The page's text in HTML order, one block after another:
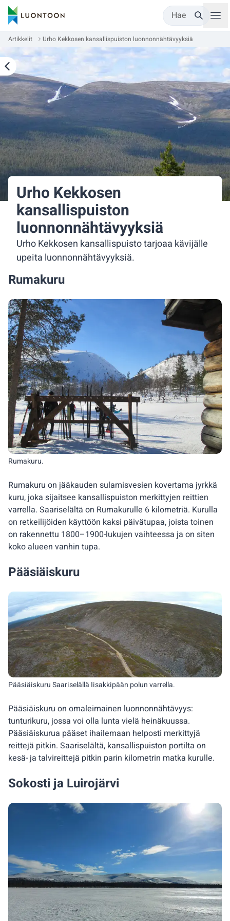
Hae
Artikkelit Urho Kekkosen kansallispuiston luonnonnähtävyyksiä
Urho Kekkosen
kansallispuiston
luonnonnähtävyyksiä
Urho Kekkosen kansallispuisto tarjoaa kävijälle
upeita luonnonnähtävyyksiä.
Rumakuru
Rumakuru on jääkauden sulamisvesien kovertama jyrkkä
kuru, joka sijaitsee kansallispuiston merkittyjen reittien
varrella. Saariselältä on Rumakurulle 6 kilometriä. Kurulla
on retkeilijöiden käyttöön kaksi päivätupaa, joista toinen
on rakennettu 1800–1900-lukujen vaihteessa ja on siten
koko alueen vanhin tupa.
Rumakuru.
Pääsiäiskuru
Pääsiäiskuru on omaleimainen luonnonnähtävyys:
tunturikuru, jossa voi olla lunta vielä heinäkuussa.
Pääsiäiskurua pääset ihailemaan helposti merkittyjä
reittejä pitkin. Saariselältä, kansallispuiston portilta on
kesä- ja talvireittejä pitkin parin kilometrin matka kurulle.
Pääsiäiskuru Saariselällä Iisakkipään polun varrella.
Sokosti ja Luirojärvi